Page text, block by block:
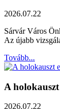
2026.07.22
Sárvár Város
Az újabb
Tovább...
A
2026.07.22